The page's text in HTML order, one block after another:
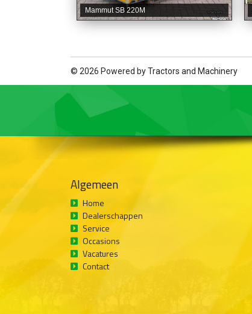
Mammut SB 220M
© 2026 Powered byTractors and Machinery
Algemeen
Home
Dealerschappen
Service
Occasions
Vacatures
Contact